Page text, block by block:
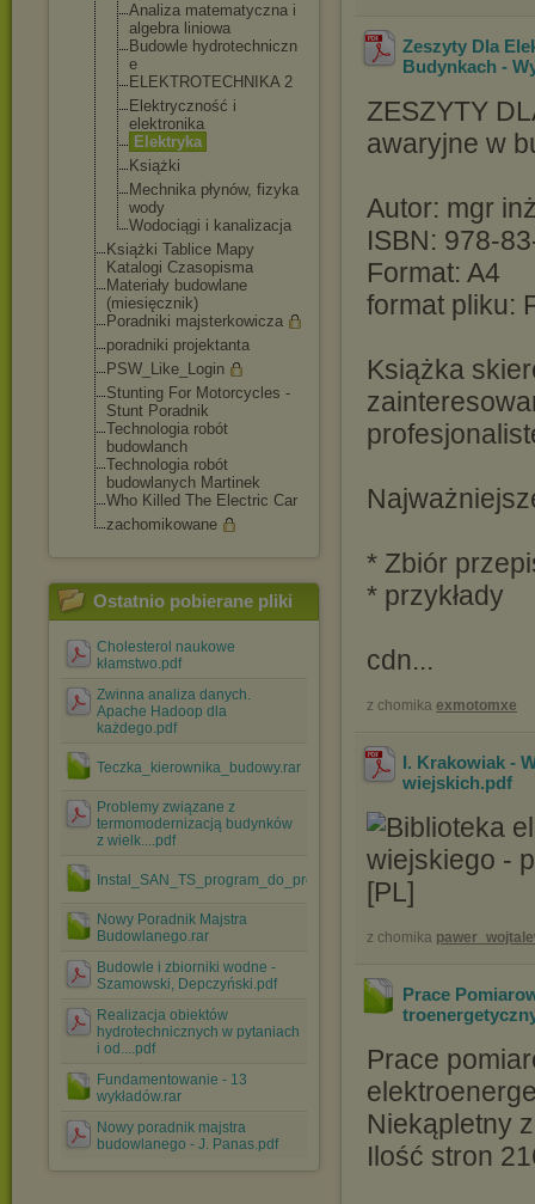
Analiza matematyczna i
algebra liniowa
Budowle hydrotechniczn
e
ELEKTROTECHNIKA 2
Elektryczność i
elektronika
Elektryka
Książki
Mechnika płynów, fizyka
wody
Wodociągi i kanalizacja
Książki Tablice Mapy
Katalogi Czasopisma
Materiały budowlane
(miesięcznik)
Poradniki majsterkowicza
poradniki projektanta
PSW_Like_Login
Stunting For Motorcycles -
Stunt Poradnik
Technologia robót
budowlanch
Technologia robót
budowlanych Martinek
Who Killed The Electric Car
zachomikowane
Ostatnio pobierane pliki
Cholesterol naukowe
kłamstwo.pdf
Zwinna analiza danych.
Apache Hadoop dla
każdego.pdf
Teczka_kierownika_budowy.rar
Problemy związane z
termomodernizacją budynków
z wielk....pdf
Instal_SAN_TS_program_do_projektowania_instalacji_wod-....zip
Nowy Poradnik Majstra
Budowlanego.rar
Budowle i zbiorniki wodne -
Szamowski, Depczyński.pdf
Realizacja obiektów
hydrotechnicznych w pytaniach
i od....pdf
Fundamentowanie - 13
wykładów.rar
Nowy poradnik majstra
budowlanego - J. Panas.pdf
Zeszyty Dla
Budynkach -
ZESZYTY
awaryjne w
Autor: mgr
ISBN: 978-
Format: A4
format pliku:
Książka
* Zbiór
* przykłady
cdn...
z chomika exmotomxe
I. Krakowiak -
wiejskich.pdf
z chomika
Prace
Prace
Niekąpletny
Ilość stron